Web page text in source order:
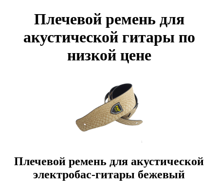
Плечевой ремень для
акустической гитары по
низкой цене
Плечевой ремень для акустической
электробас-гитары бежевый